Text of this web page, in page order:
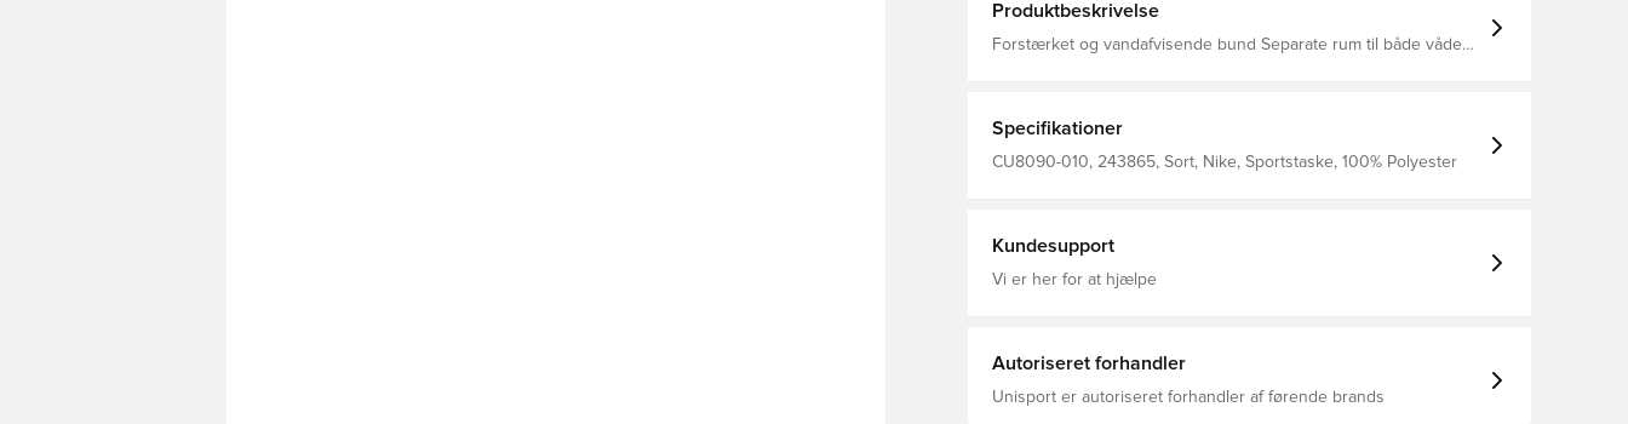
Produktbeskrivelse
Forstærket og vandafvisende bund Separate rum til både våde
Specifikationer
CU8090-010, 243865, Sort, Nike, Sportstaske, 100% Polyester
Kundesupport
Vi er her for at hjælpe
Autoriseret forhandler
Unisport er autoriseret forhandler af førende brands